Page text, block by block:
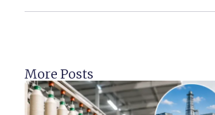
More Posts